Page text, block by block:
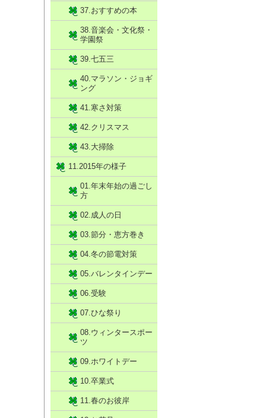
37.おすすめの本
38.音楽会・文化祭・
学園祭
39.七五三
40.マラソン・ジョギ
ング
41.寒さ対策
42.クリスマス
43.大掃除
11.2015年の様子
01.年末年始の過ごし
方
02.成人の日
03.節分・恵方巻き
04.冬の節電対策
05.バレンタインデー
06.受験
07.ひな祭り
08.ウィンタースポー
ツ
09.ホワイトデー
10.卒業式
11.春のお彼岸